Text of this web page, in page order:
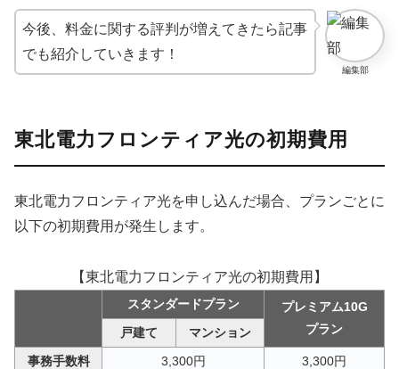
編集部
今後、料金に関する評判が増えてきたら記事
でも紹介していきます！
東北電力フロンティア光の初期費用
東北電力フロンティア光を申し込んだ場合、プランごとに
以下の初期費用が発生します。
【東北電力フロンティア光の初期費用】
スタンダードプラン
プレミアム10G
プラン
戸建て
マンション
事務手数料
3,300円
3,300円